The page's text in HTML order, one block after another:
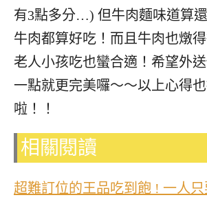
有3點多分…) 但牛肉麵味道算
牛肉都算好吃！而且牛肉也燉
老人小孩吃也蠻合適！希望外
一點就更完美囉～～以上心得
啦！！
相關閱讀
超難訂位的王品吃到飽 ! 一人只